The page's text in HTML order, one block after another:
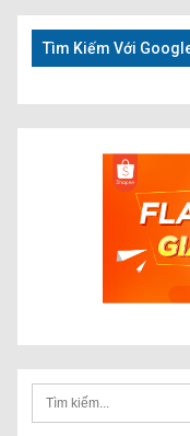
Nhanh
Tìm Kiếm Với